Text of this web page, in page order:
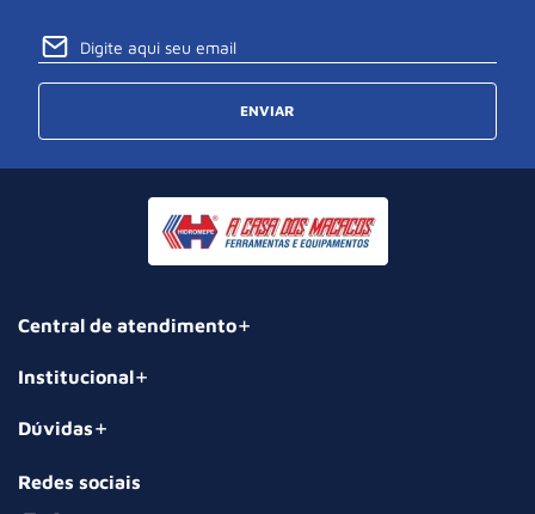
ENVIAR
Central de atendimento
Institucional
Dúvidas
Redes sociais